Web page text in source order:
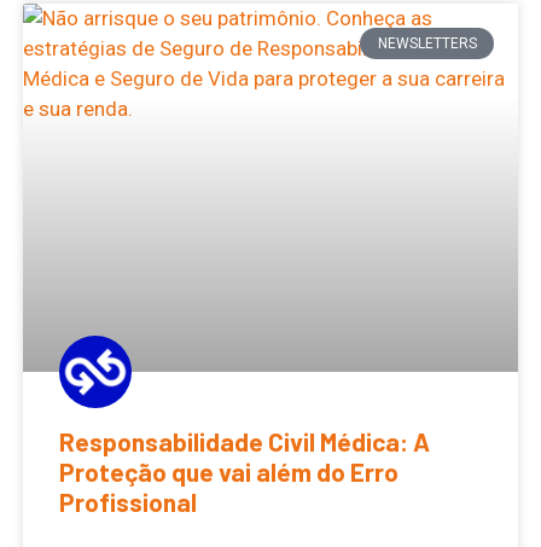
NEWSLETTERS
Responsabilidade Civil Médica: A
Proteção que vai além do Erro
Profissional